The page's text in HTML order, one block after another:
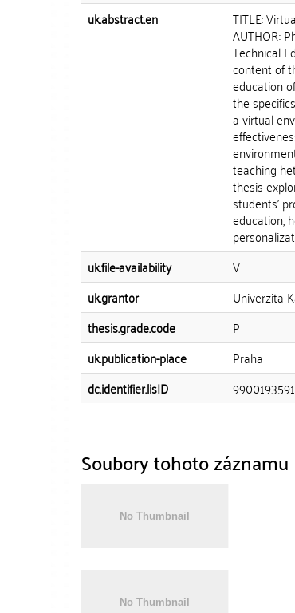
uk.abstract.en TITLE:
AUTHOR:
Technical
content of
education
the
a virtual
teaching
thesis
students'
education,
uk.file-availability
V
uk.grantor
Univerzita
thesis.grade.code
P
uk.publication-place
Praha
dc.identifier.lisID
Soubory tohoto záznamu